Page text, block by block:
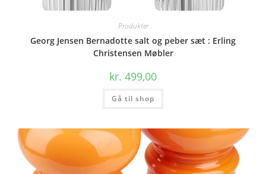
Produkter
Georg Jensen Bernadotte salt og peber sæt : Erling
Christensen Møbler
kr. 499,00
Gå til shop